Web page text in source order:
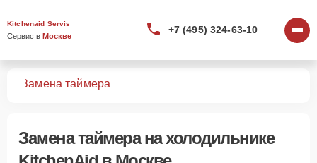
Kitchenaid Servis
Сервис в Москве
+7 (495) 324-63-10
Замена таймера
Замена таймерана холодильнике